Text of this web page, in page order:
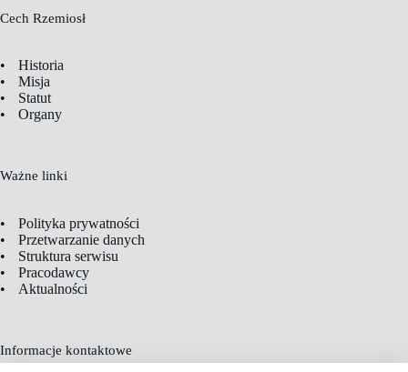
Cech Rzemiosł
Historia
Misja
Statut
Organy
Ważne linki
Polityka prywatności
Przetwarzanie danych
Struktura serwisu
Pracodawcy
Aktualności
Informacje kontaktowe